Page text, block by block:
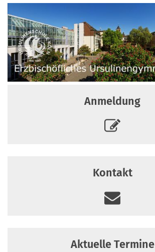
Zum Inhalt springen
Anmeldung
Kontakt
Aktuelle Termine